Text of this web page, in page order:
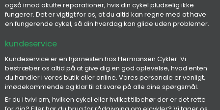
også imod akutte reparationer, hvis din cykel pludselig ikke
fungerer. Det er vigtigt for os, at du altid kan regne med at have
en fungerende cykel, så din hverdag kan glide uden problemer.
kundeservice
Kundeservice er en hjørnesten hos Hermansen Cykler. Vi
bestræber os altid på at give dig en god oplevelse, hvad enten
du handler i vores butik eller online. Vores personale er venligt,
imødekommende og klar til at svare på alle dine spørgsmål.
Er du i tvivl om, hvilken cykel eller hvilket tilbehør der er det rette